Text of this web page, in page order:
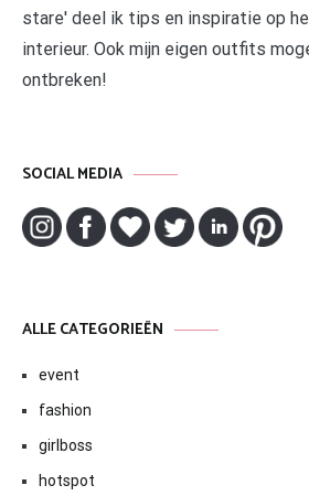
stare' deel ik tips en inspiratie op
interieur. Ook mijn eigen outfits
ontbreken!
SOCIAL MEDIA
ALLE CATEGORIEËN
event
fashion
girlboss
hotspot